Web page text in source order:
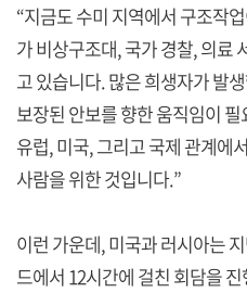
“지금도 수미 지역에서 구조작
가 비상구조대, 국가 경찰, 의료
고 있습니다. 많은 희생자가 발
보장된 안보를 향한 움직임이
유럽, 미국, 그리고 국제 관계에
사람을 위한 것입니다.”
이런 가운데, 미국과 러시아는
드에서 12시간에 걸친 회담을